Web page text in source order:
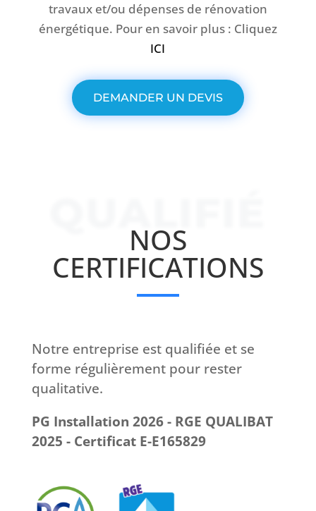
travaux et/ou dépenses de rénovation
énergétique. Pour en savoir plus : Cliquez
ICI
DEMANDER UN DEVIS
NOS
CERTIFICATIONS
Notre entreprise est qualifiée et se
forme régulièrement pour rester
qualitative.
PG Installation 2026 - RGE QUALIBAT
2025 - Certificat E-E165829